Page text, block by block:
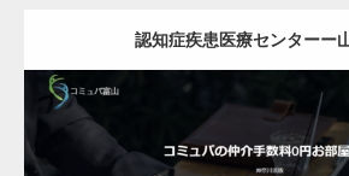
認知症疾患医療センターー